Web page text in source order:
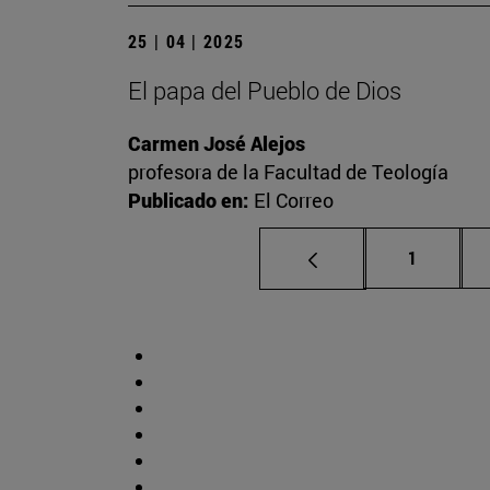
25 | 04 | 2025
El papa del Pueblo de Dios
Carmen José Alejos
profesora de la Facultad de Teología
Publicado en: El Correo
Página
1